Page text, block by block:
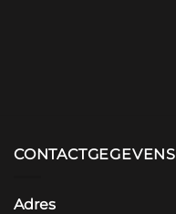
CONTACTGEGEVENS
Adres